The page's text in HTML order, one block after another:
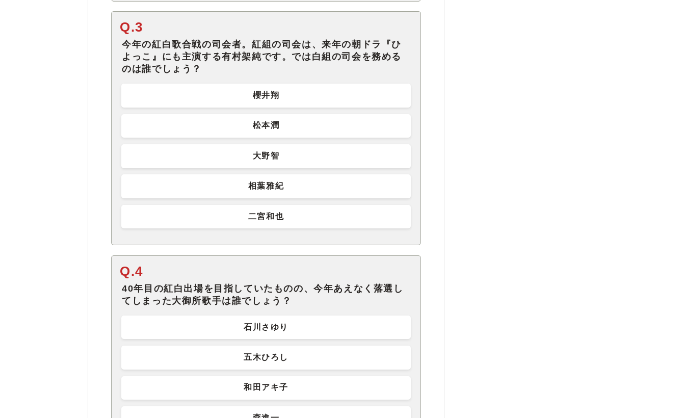
Q.3
今年の紅白歌合戦の司会者。紅組の司会は、来年の朝ドラ『ひ
よっこ』にも主演する有村架純です。では白組の司会を務める
のは誰でしょう？
櫻井翔
松本潤
大野智
相葉雅紀
二宮和也
Q.4
40年目の紅白出場を目指していたものの、今年あえなく落選し
てしまった大御所歌手は誰でしょう？
石川さゆり
五木ひろし
和田アキ子